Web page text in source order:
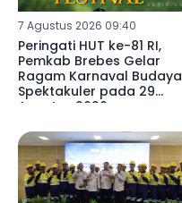
7 Agustus 2026 09:40
Peringati HUT ke-81 RI,
Pemkab Brebes Gelar
Ragam Karnaval Budaya
Spektakuler pada 29
Agustus 2026